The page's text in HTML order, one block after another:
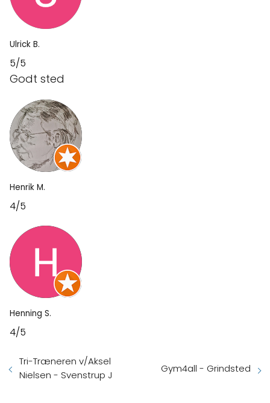
Ulrick B.
5/5
Godt sted
Henrik M.
4/5
Henning S.
4/5
Tri-Træneren v/Aksel
Nielsen - Svenstrup J
Gym4all - Grindsted